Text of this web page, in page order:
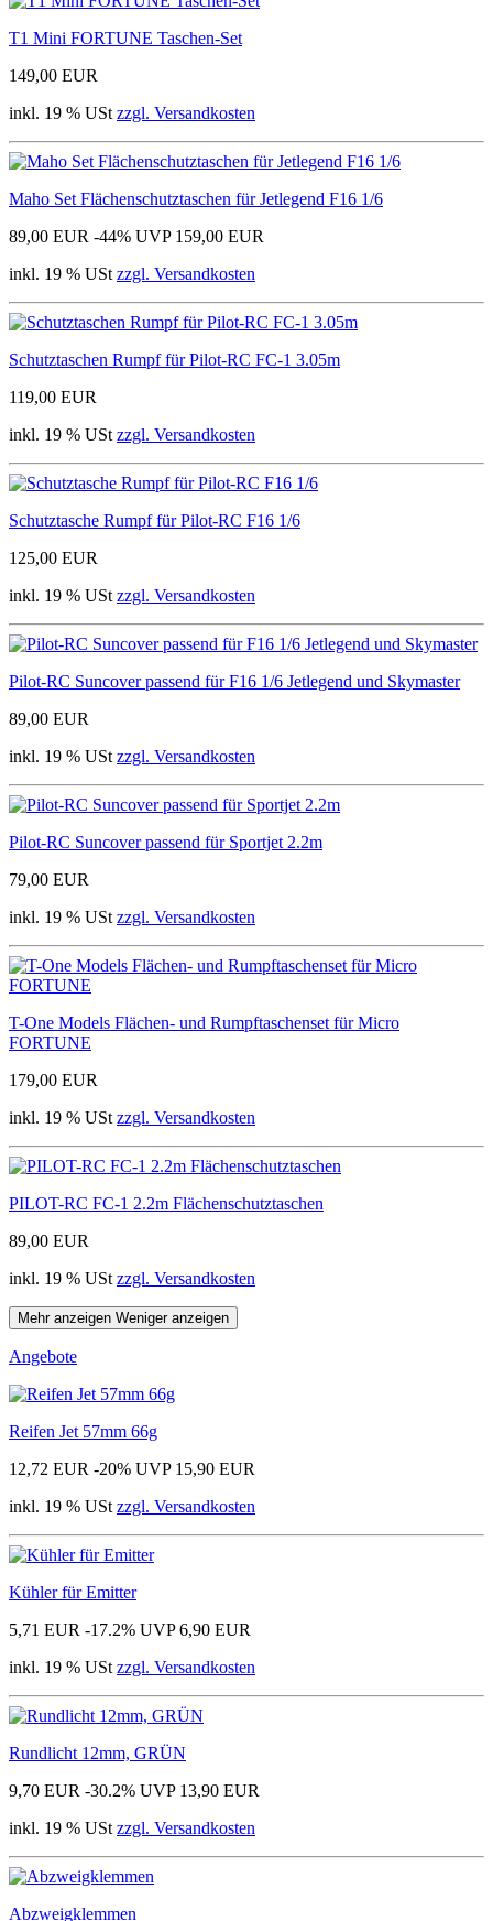
T1 Mini FORTUNE Taschen-Set
149,00 EUR
inkl. 19 % USt zzgl. Versandkosten
Maho Set Flächenschutztaschen für Jetlegend F16 1/6
89,00 EUR -44% UVP 159,00 EUR
inkl. 19 % USt zzgl. Versandkosten
Schutztaschen Rumpf für Pilot-RC FC-1 3.05m
119,00 EUR
inkl. 19 % USt zzgl. Versandkosten
Schutztasche Rumpf für Pilot-RC F16 1/6
125,00 EUR
inkl. 19 % USt zzgl. Versandkosten
Pilot-RC Suncover passend für F16 1/6 Jetlegend und Skymaster
89,00 EUR
inkl. 19 % USt zzgl. Versandkosten
Pilot-RC Suncover passend für Sportjet 2.2m
79,00 EUR
inkl. 19 % USt zzgl. Versandkosten
T-One Models Flächen- und Rumpftaschenset für Micro
FORTUNE
179,00 EUR
inkl. 19 % USt zzgl. Versandkosten
PILOT-RC FC-1 2.2m Flächenschutztaschen
89,00 EUR
inkl. 19 % USt zzgl. Versandkosten
Mehr anzeigen Weniger anzeigen
Angebote
Reifen Jet 57mm 66g
12,72 EUR -20% UVP 15,90 EUR
inkl. 19 % USt zzgl. Versandkosten
Kühler für Emitter
5,71 EUR -17.2% UVP 6,90 EUR
inkl. 19 % USt zzgl. Versandkosten
Rundlicht 12mm, GRÜN
9,70 EUR -30.2% UVP 13,90 EUR
inkl. 19 % USt zzgl. Versandkosten
Abzweigklemmen